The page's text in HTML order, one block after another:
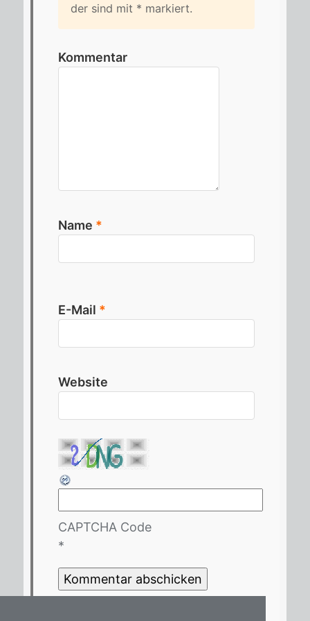
der sind mit * mar­kiert.
Kommentar
Name *
E-Mail *
Website
CAPTCHA Code
*